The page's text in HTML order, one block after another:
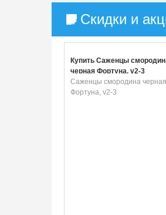
Скидки и
Купить Саженцы
черная Фортуна, v2-3
Саженцы смородина черная
Фортуна, v2-3